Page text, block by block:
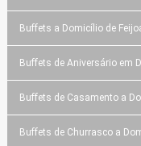
Buffets a Domicílio de
Buffets de Aniversário em
Buffets de Casamento a
Buffets de Churrasco a